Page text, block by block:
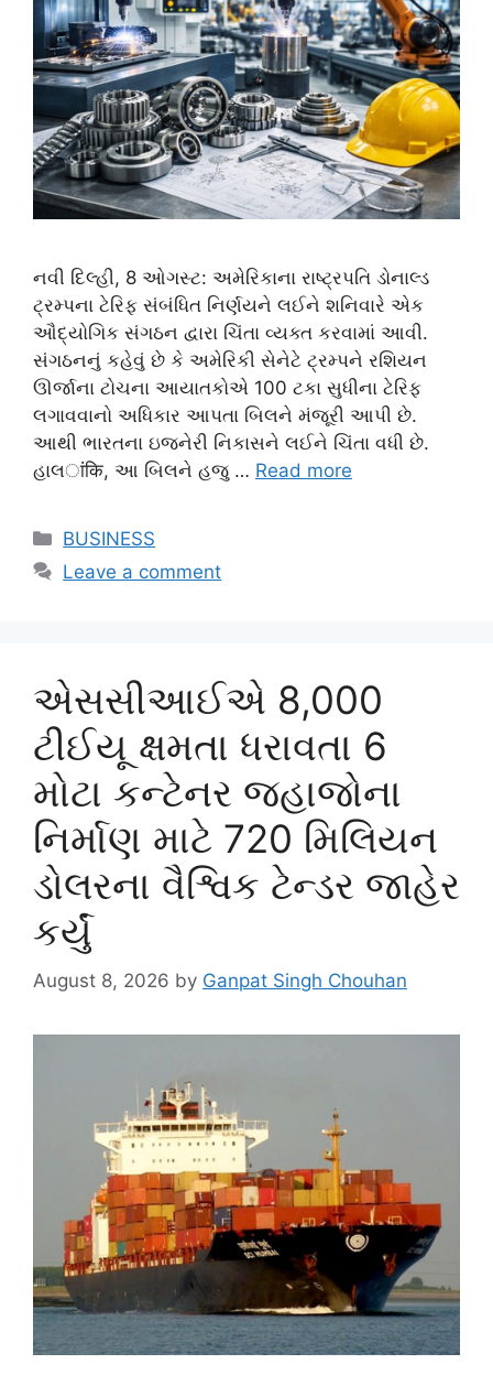
નવી દિલ્હી, 8 ઓગસ્ટ: અમેરિકાના રાષ્ટ્રપતિ ડોનાલ્ડ
ટ્રમ્પના ટેરિફ સંબંધિત નિર્ણયને લઈને શનિવારે એક
ઔદ્યોગિક સંગઠન દ્વારા ચિંતા વ્યક્ત કરવામાં આવી.
સંગઠનનું કહેવું છે કે અમેરિકી સેનેટે ટ્રમ્પને રશિયન
ઊર્જાના ટોચના આયાતકોએ 100 ટકા સુધીના ટેરિફ
લગાવવાનો અધિકાર આપતા બિલને મંજૂરી આપી છે.
આથી ભારતના ઇજનેરી નિકાસને લઈને ચિંતા વધી છે.
હાલांकि, આ બિલને હજુ … Read more
Categories
BUSINESS
Leave a comment
એસસીઆઈએ 8,000
ટીઈયૂ ક્ષમતા ધરાવતા 6
મોટા કન્ટેનર જહાજોના
નિર્માણ માટે 720 મિલિયન
ડોલરના વૈશ્વિક ટેન્ડર જાહેર
કર્યું
August 8, 2026 by Ganpat Singh Chouhan